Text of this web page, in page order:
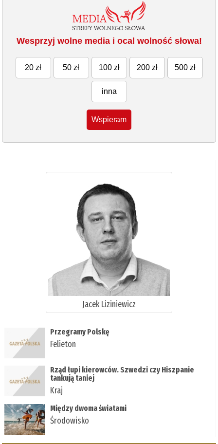
Wesprzyj wolne media i ocal wolność słowa!
20 zł 50 zł 100 zł 200 zł 500 zł
inna
Wspieram
Jacek Liziniewicz
Przegramy Polskę
Felieton
Rząd łupi kierowców. Szwedzi czy Hiszpanie
tankują taniej
Kraj
Między dwoma światami
Środowisko